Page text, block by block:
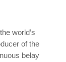
world’s
of the
belay